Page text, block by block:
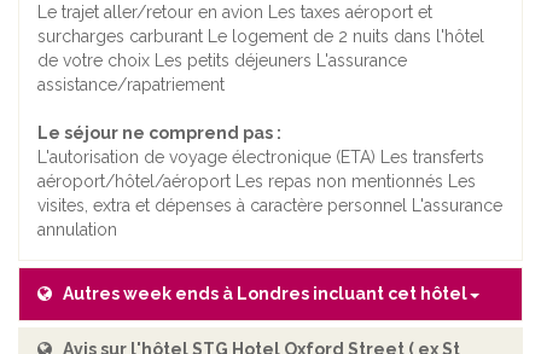
Le trajet aller/retour en avion Les taxes aéroport et
surcharges carburant Le logement de 2 nuits dans l'hôtel
de votre choix Les petits déjeuners L'assurance
assistance/rapatriement
Le séjour ne comprend pas :
L'autorisation de voyage électronique (ETA) Les transferts
aéroport/hôtel/aéroport Les repas non mentionnés Les
visites, extra et dépenses à caractère personnel L'assurance
annulation
Autres week ends à Londres incluant cet hôtel
Avis sur l'hôtel STG Hotel Oxford Street ( ex St